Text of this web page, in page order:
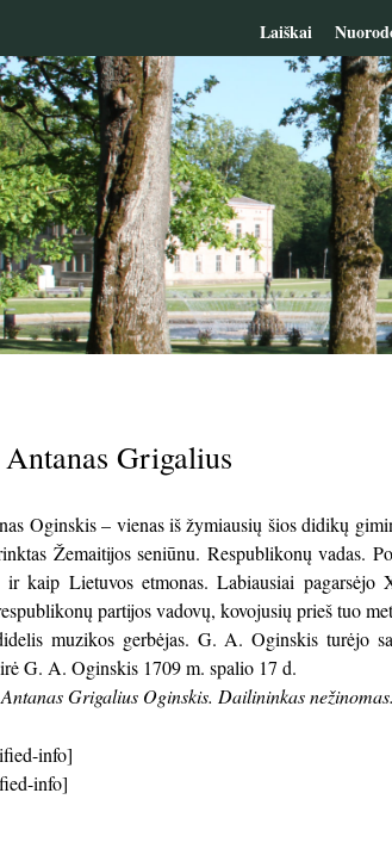
Laiškai
Grigalius
Oginskis – vienas iš žymiausių šios didikų
Žemaitijos seniūnu. Respublikonų vadas.
ir kaip Lietuvos etmonas. Labiausiai
partijos vadovų, kovojusių prieš tuo
muzikos gerbėjas. G. A. Oginskis turėjo
G. A. Oginskis 1709 m. spalio 17 d.
Grigalius Oginskis. Dailininkas
info]
info]